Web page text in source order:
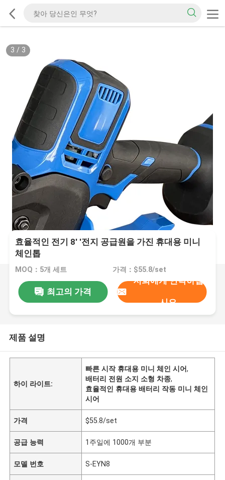
3 / 3
효율적인 전기 8' '전지 공급원을 가진 휴대용 미니
체인톱
MOQ：5개 세트 가격：$55.8/set
최고의 가격
저희에게 연락하십
시오
제품 설명
하이 라이트:
빠른 시작 휴대용 미니 체인 시어,
배터리 전원 소지 소형 차종,
효율적인 휴대용 배터리 작동 미니 체인
시어
가격 $55.8/set
공급 능력 1주일에 1000개 부분
모델 번호 S-EYN8